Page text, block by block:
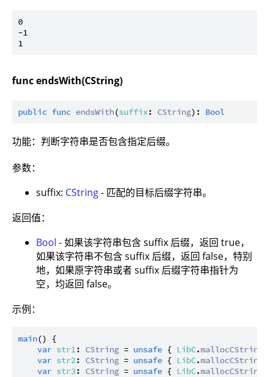
0
-1
func endsWith(CString)
public func endsWith(suffix: CString): Bool
功能：判断字符串是否包含指定后缀。
参数：
suffix: CString- 匹配的目标后缀字符串。
返回值：
Bool - 如果该字符串包含 suffix 后缀，返回 true，
如果该字符串不包含 suffix 后缀，返回 false，特别
地，如果原字符串或者 suffix 后缀字符串指针为
空，均返回 false。
示例：
main() {
var str1: CString = unsafe { LibC.mallocCString
var str2: CString = unsafe { LibC.mallocCString
var str3: CString = unsafe { LibC.mallocCString